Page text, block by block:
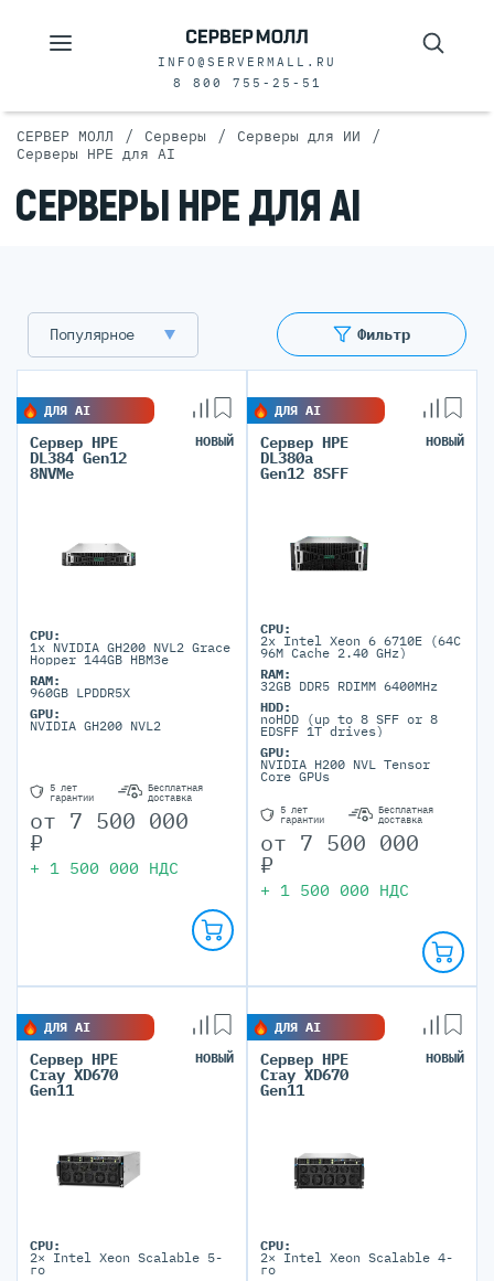
INFO@SERVERMALL.RU
8 800 755-25-51
СЕРВЕР МОЛЛ / Серверы / Серверы для ИИ /
Серверы HPE для AI
СЕРВЕРЫ HPE ДЛЯ AI
Фильтр
Популярное
ДЛЯ AI
Сервер HPE
DL384 Gen12
8NVMe
НОВЫЙ
CPU:
1x NVIDIA GH200 NVL2 Grace
Hopper 144GB HBM3e
RAM:
960GB LPDDR5X
GPU:
NVIDIA GH200 NVL2
5 лет
гарантии
Бесплатная
доставка
от 7 500 000
₽
+ 1 500 000 НДС
ДЛЯ AI
Сервер HPE
DL380a
Gen12 8SFF
НОВЫЙ
CPU:
2x Intel Xeon 6 6710E (64C
96M Cache 2.40 GHz)
RAM:
32GB DDR5 RDIMM 6400MHz
HDD:
noHDD (up to 8 SFF or 8
EDSFF 1T drives)
GPU:
NVIDIA H200 NVL Tensor
Core GPUs
5 лет
гарантии
Бесплатная
доставка
от 7 500 000
₽
+ 1 500 000 НДС
ДЛЯ AI
Сервер HPE
Cray XD670
Gen11
НОВЫЙ
CPU:
2× Intel Xeon Scalable 5-
го
ДЛЯ AI
Сервер HPE
Cray XD670
Gen11
НОВЫЙ
CPU:
2× Intel Xeon Scalable 4-
го